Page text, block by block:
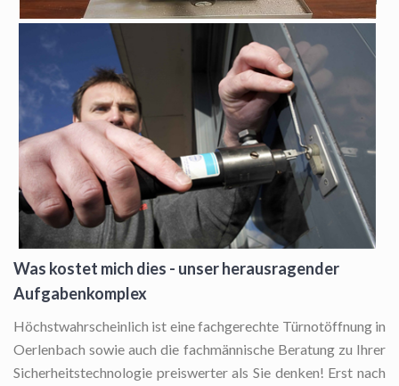
Was kostet mich dies - unser herausragender
Aufgabenkomplex
Höchstwahrscheinlich ist eine fachgerechte Türnotöffnung in
Oerlenbach sowie auch die fachmännische Beratung zu Ihrer
Sicherheitstechnologie preiswerter als Sie denken! Erst nach